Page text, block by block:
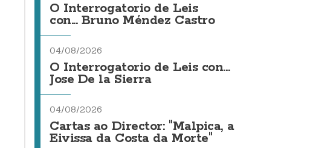
O Interrogatorio de Leis
con... Bruno Méndez Castro
04/08/2026
O Interrogatorio de Leis con...
Jose De la Sierra
04/08/2026
Cartas ao Director: "Malpica, a
Eivissa da Costa da Morte"